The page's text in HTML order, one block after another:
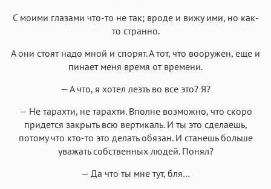
Аа Аа
San Francisco Аа
SF Serif Аа
Аа Аа
Arial Аа
Georgia
Аа
Аа Аа
С моими глазами что-то не так; вроде и вижу ими, но как-
то странно.
А они стоят надо мной и спорят. А тот, что вооружен, еще и
пинает меня время от времени.
— А что, я хотел лезть во все это? Я?
— Не тарахти, не тарахти. Вполне возможно, что скоро
придется закрыть всю вертикаль. И ты это сделаешь,
потому что кто-то это делать обязан. И станешь больше
уважать собственных людей. Понял?
— Да что ты мне тут, бля…